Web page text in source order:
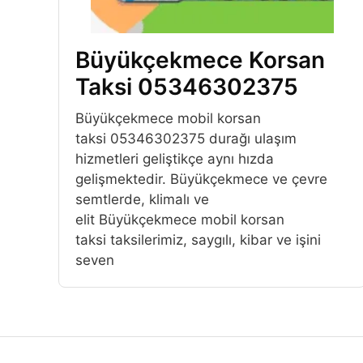
Büyükçekmece Korsan
Taksi 05346302375
Büyükçekmece mobil korsan
taksi 05346302375 durağı ulaşım
hizmetleri geliştikçe aynı hızda
gelişmektedir. Büyükçekmece ve çevre
semtlerde, klimalı ve
elit Büyükçekmece mobil korsan
taksi taksilerimiz, saygılı, kibar ve işini
seven